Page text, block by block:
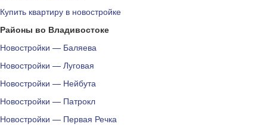
Купить квартиру в новостройке
Районы во Владивостоке
Новостройки — Баляева
Новостройки — Луговая
Новостройки — Нейбута
Новостройки — Патрокл
Новостройки — Первая Речка